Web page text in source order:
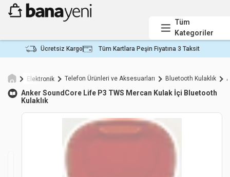
Tüm
Kategoriler
Ücretsiz Kargo Tüm Kartlara Peşin Fiyatına 3 Taksit
Elektronik Telefon Ürünleri ve Aksesuarları Bluetooth Kulaklık
Anker SoundCore Life P3 TWS Mercan Kulak İçi Bluetooth
Kulaklık